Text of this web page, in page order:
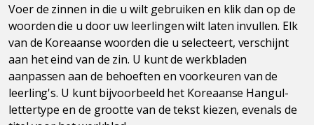
Voer de zinnen in die u wilt gebruiken en klik dan op de
woorden die u door uw leerlingen wilt laten invullen. Elk
van de Koreaanse woorden die u selecteert, verschijnt
aan het eind van de zin. U kunt de werkbladen
aanpassen aan de behoeften en voorkeuren van de
leerling's. U kunt bijvoorbeeld het Koreaanse Hangul-
lettertype en de grootte van de tekst kiezen, evenals de